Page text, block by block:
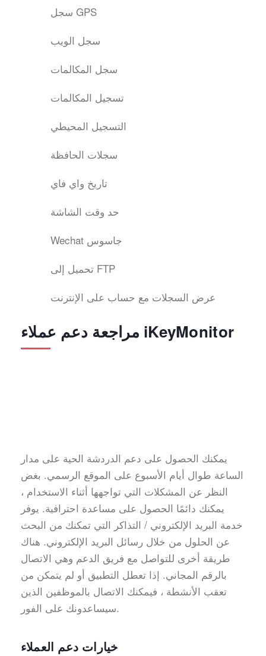
سجل GPS
سجل الويب
سجل المكالمات
تسجيل المكالمات
التسجيل المحيطي
سجلات الحافظة
تاريخ واي فاي
حد وقت الشاشة
Wechat جاسوس
تحميل إلى FTP
عرض السجلات مع حساب على الإنترنت
مراجعة دعم عملاء iKeyMonitor
يمكنك الحصول على دعم الدردشة الحية على مدار
الساعة طوال أيام الأسبوع على الموقع الرسمي. بغض
النظر عن المشكلات التي تواجهها أثناء الاستخدام ،
يمكنك دائمًا الحصول على مساعدة احترافية. يوفر
خدمة البريد الإلكتروني / التذاكر التي تمكنك من البحث
عن الحلول من خلال رسائل البريد الإلكتروني. هناك
طريقة أخرى للتواصل مع فريق الدعم وهي الاتصال
بالرقم المجاني. إذا تعطل التطبيق أو لم يتمكن من
تعقب الأنشطة ، فيمكنك الاتصال بالموظفين الذين
سيساعدونك على الفور.
خيارات دعم العملاء